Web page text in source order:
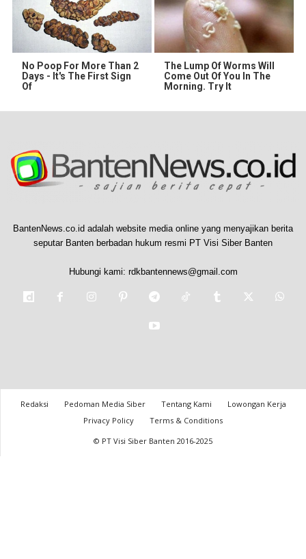
No Poop For More Than 2
Days - It's The First Sign
Of
The Lump Of Worms Will
Come Out Of You In The
Morning. Try It
BantenNews.co.id adalah website media online yang menyajikan berita
seputar Banten berbadan hukum resmi PT Visi Siber Banten
Hubungi kami: rdkbantennews@gmail.com
Redaksi Pedoman Media Siber Tentang Kami
Lowongan Kerja
Privacy Policy
Terms & Conditions
© PT Visi Siber Banten 2016-2025